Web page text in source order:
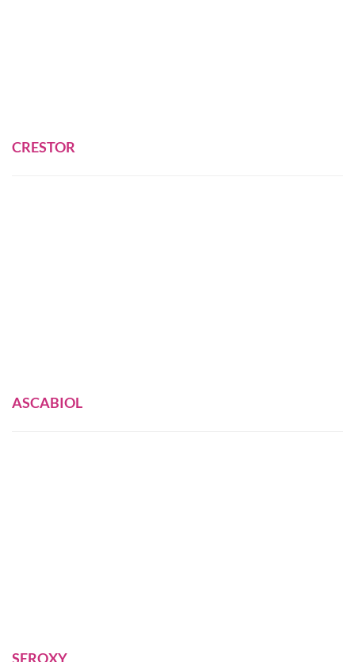
CRESTOR
ASCABIOL
SEROXY